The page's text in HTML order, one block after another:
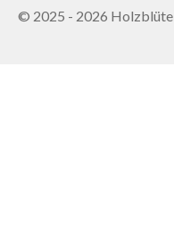
© 2025 - 2026 Holzblüte